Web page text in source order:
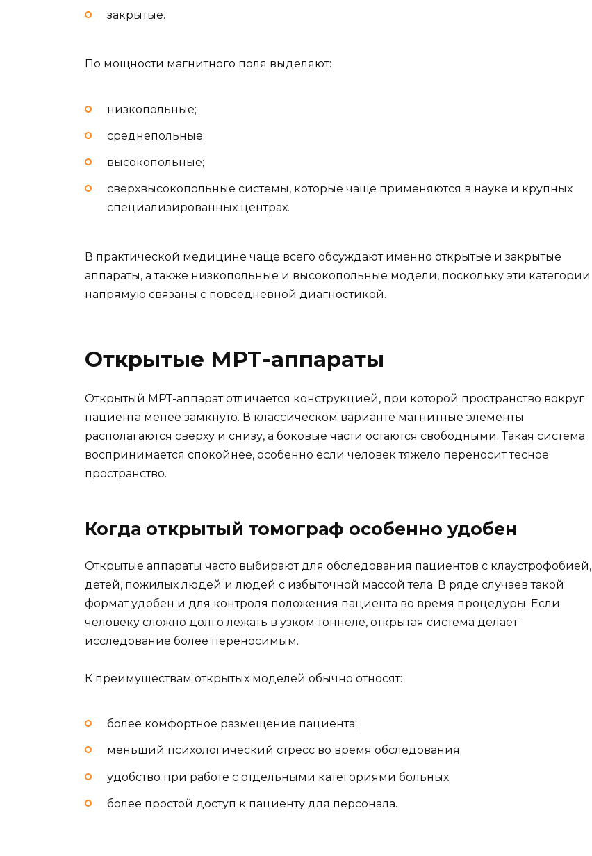
закрытые.
По мощности магнитного поля выделяют:
низкопольные;
среднепольные;
высокопольные;
сверхвысокопольные системы, которые чаще применяются в науке и крупных
специализированных центрах.
В практической медицине чаще всего обсуждают именно открытые и закрытые
аппараты, а также низкопольные и высокопольные модели, поскольку эти категории
напрямую связаны с повседневной диагностикой.
Открытые МРТ-аппараты
Открытый МРТ-аппарат отличается конструкцией, при которой пространство вокруг
пациента менее замкнуто. В классическом варианте магнитные элементы
располагаются сверху и снизу, а боковые части остаются свободными. Такая система
воспринимается спокойнее, особенно если человек тяжело переносит тесное
пространство.
Когда открытый томограф особенно удобен
Открытые аппараты часто выбирают для обследования пациентов с клаустрофобией,
детей, пожилых людей и людей с избыточной массой тела. В ряде случаев такой
формат удобен и для контроля положения пациента во время процедуры. Если
человеку сложно долго лежать в узком тоннеле, открытая система делает
исследование более переносимым.
К преимуществам открытых моделей обычно относят:
более комфортное размещение пациента;
меньший психологический стресс во время обследования;
удобство при работе с отдельными категориями больных;
более простой доступ к пациенту для персонала.